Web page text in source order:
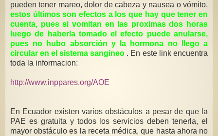
pueden tener mareo, dolor de cabeza y nausea o vómito,
estos últimos son efectos a los que hay que tener en
cuenta, pues si vomitan en las proximas dos horas
luego de haberla tomado el efecto puede anularse,
pues no hubo absorción y la hormona no llego a
circular en el sistema sangineo . En este link encuentra
toda la informacion:
http://www.inppares.org/AOE
En Ecuador existen varios obstáculos a pesar de que la
PAE es gratuita y todos los servicios deben tenerla, el
mayor obstáculo es la receta médica, que hasta ahora no